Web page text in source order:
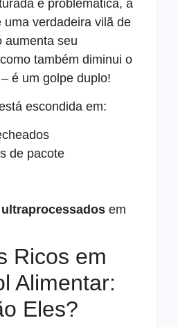
é problemática, a
uma verdadeira vilã de
aumenta seu
como também diminui o
– é um golpe duplo!
escondida em:
de pacote
em
Ricos em
Alimentar:
Eles?